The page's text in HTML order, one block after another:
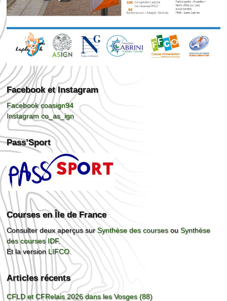
Facebook et Instagram
Facebook coasign94
Instagram co_as_ign
Pass’Sport
Courses en Île de France
Consulter deux aperçus surSynthèse des coursesouSynthèse
des courses IDF.
Et la version LIFCO.
Articles récents
CFLD et CFRelais 2026 dans les Vosges (88)